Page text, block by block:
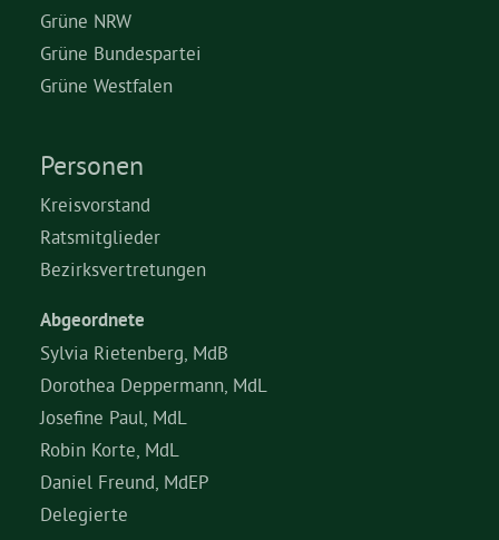
Grüne NRW
Grüne Bundespartei
Grüne Westfalen
Personen
Kreisvorstand
Ratsmitglieder
Bezirksvertretungen
Abgeordnete
Sylvia Rietenberg, MdB
Dorothea Deppermann, MdL
Josefine Paul, MdL
Robin Korte, MdL
Daniel Freund, MdEP
Delegierte